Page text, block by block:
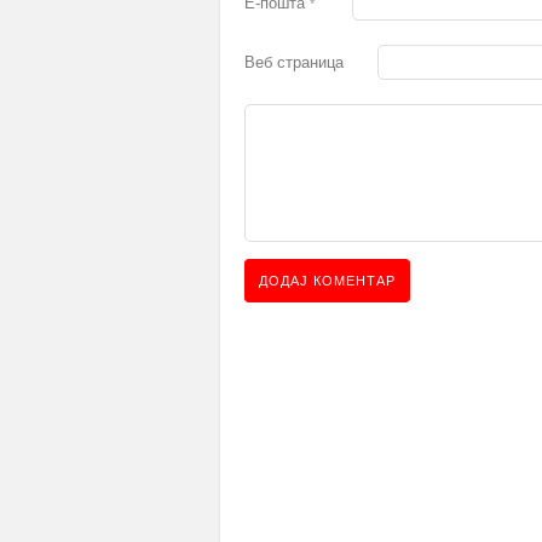
*
Веб страница